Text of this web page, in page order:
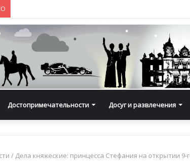
Достопримечательности Досуг и развлечения
/ Дела княжеские: принцесса Стефания на открытии 9-